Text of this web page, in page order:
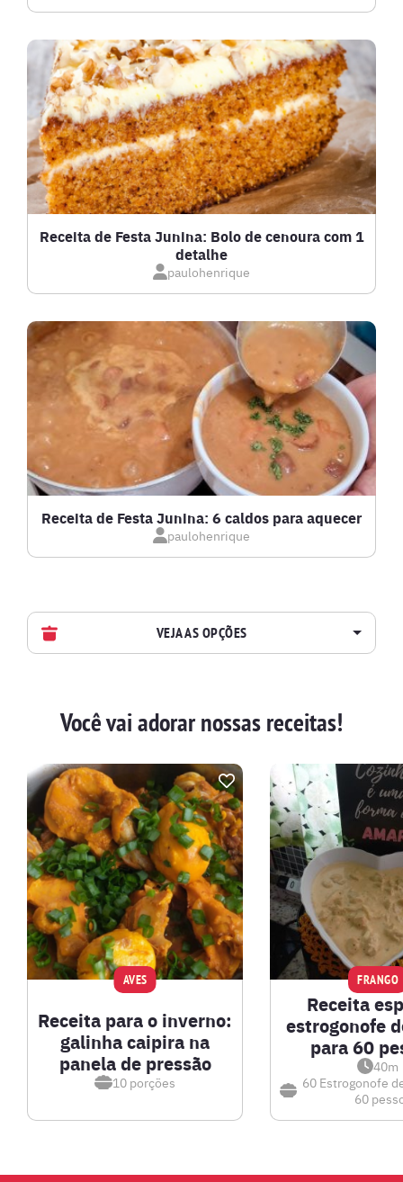
Receita de Festa Junina: Bolo de cenoura com 1
detalhe
paulohenrique
Receita de Festa Junina: 6 caldos para aquecer
paulohenrique
VEJA AS OPÇÕES
BATIDAS
BEBIDAS E DRINKS
BISCOITOS
BOLOS E TORTAS
CALDOS
CARNE BOVINA
CARNE SUÍNA
CARNES
COMPOTAS E GELEIAS
Você vai adorar nossas receitas!
AVES
Receita para o inverno:
galinha caipira na
panela de pressão
10 porções
FRANGO
Receita
estrogonofe
para 60
40m
60 Estrogonofe
60